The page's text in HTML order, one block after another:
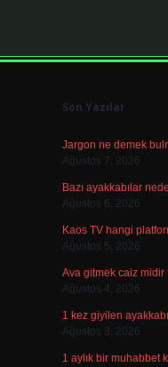
Son Yazılar
Jargon ne demek
Ağustos 7, 2026
Bazı ayakkabılar
Ağustos 6, 2026
Kaos TV hangi
Ağustos 5, 2026
Ava gitmek caiz midir
Ağustos 4, 2026
1 kez giyilen
Ağustos 3, 2026
1 aylık bir muhabbet